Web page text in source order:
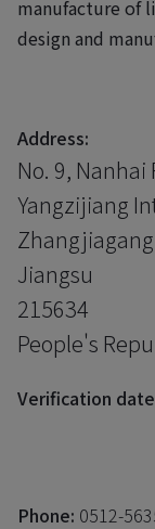
manufacture of
design and
Address:
No. 9, Nanhai
Yangzijiang
Zhangjiagang
Jiangsu
215634
People's
Verification
Phone: 0512-